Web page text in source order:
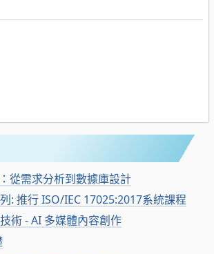
從需求分析到數據庫設計
: 推行 ISO/IEC 17025:2017系統課程
術 - AI 多媒體內容創作